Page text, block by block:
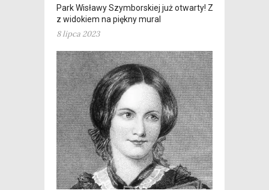
Park Wisławy Szymborskiej już otwarty! Zieleń
z widokiem na piękny mural
8 lipca 2023